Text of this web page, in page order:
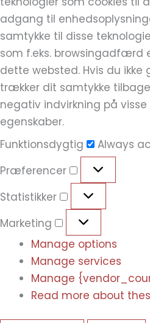
adgang til
samtykke til disse
som f.eks. browsingadfærd
dette websted. Hvis du ikke
trækker dit samtykke
negativ indvirkning på
egenskaber.
Funktionsdygtig
Always
Præferencer
Statistikker
Marketing
Manage options
Manage services
Manage
Read more about